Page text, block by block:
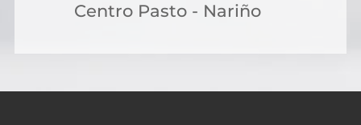
Centro Pasto - Nariño